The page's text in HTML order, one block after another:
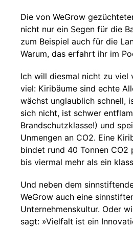
Die von WeGrow
nicht nur ein Segen für die
zum Beispiel auch für die
Warum, das erfahrt ihr im
Ich will diesmal nicht zu viel
viel: Kiribäume sind echte
wächst unglaublich schnell,
sich nicht, ist schwer
Brandschutzklasse!) und
Unmengen an CO2. Eine
bindet rund 40 Tonnen CO2
bis viermal mehr als ein
Und neben dem
WeGrow auch eine
Unternehmenskultur. Oder
sagt: »Vielfalt ist ein